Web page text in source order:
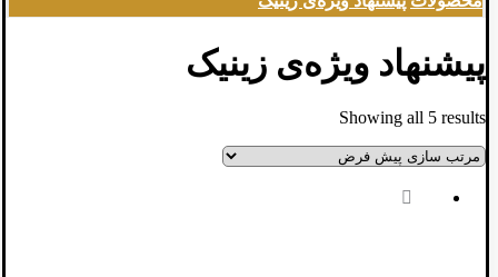
پیشنهاد ویژه‌ی زینیک
Showing all 5 results